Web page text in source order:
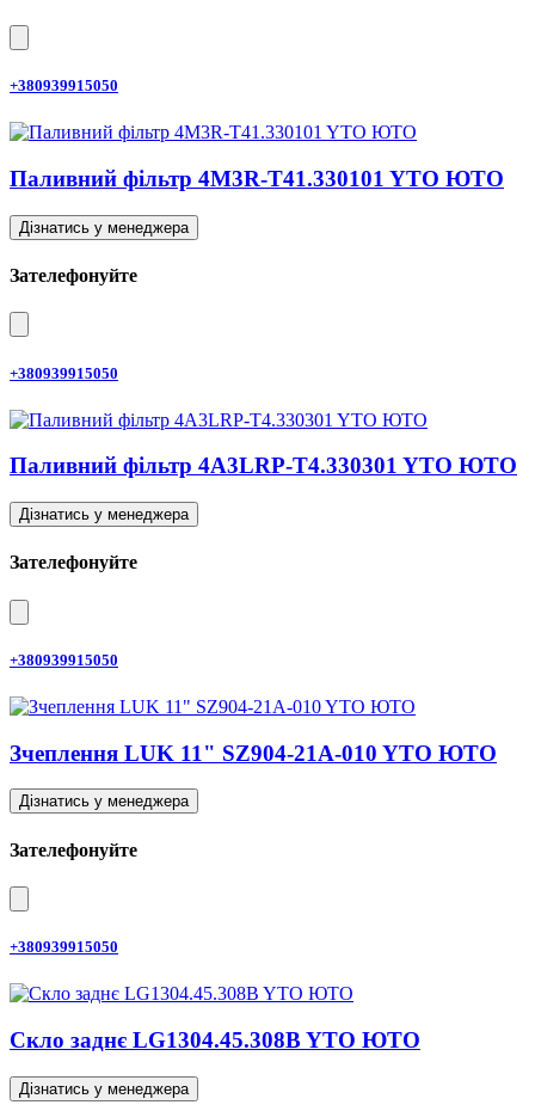
+380939915050
Паливний фільтр 4M3R-T41.330101 YTO ЮТО
Дізнатись у менеджера
Зателефонуйте
+380939915050
Паливний фільтр 4A3LRP-T4.330301 YTO ЮТО
Дізнатись у менеджера
Зателефонуйте
+380939915050
Зчеплення LUK 11" SZ904-21A-010 YTO ЮТО
Дізнатись у менеджера
Зателефонуйте
+380939915050
Скло заднє LG1304.45.308B YTO ЮТО
Дізнатись у менеджера